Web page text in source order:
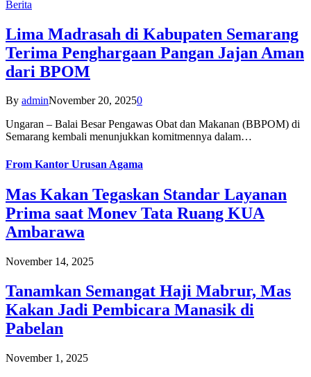
Berita
Lima Madrasah di Kabupaten Semarang
Terima Penghargaan Pangan Jajan Aman
dari BPOM
By adminNovember 20, 20250
Ungaran – Balai Besar Pengawas Obat dan Makanan (BBPOM) di
Semarang kembali menunjukkan komitmennya dalam…
From Kantor Urusan Agama
Mas Kakan Tegaskan Standar Layanan
Prima saat Monev Tata Ruang KUA
Ambarawa
November 14, 2025
Tanamkan Semangat Haji Mabrur, Mas
Kakan Jadi Pembicara Manasik di
Pabelan
November 1, 2025